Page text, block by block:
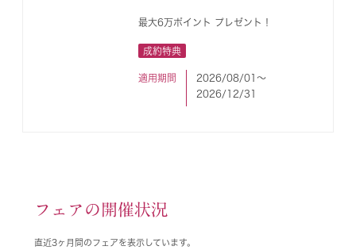
最大6万ポイント プレゼント！
成約特典
適用期間
2026/08/01〜
2026/12/31
フェアの開催状況
直近3ヶ月間のフェアを表示しています。